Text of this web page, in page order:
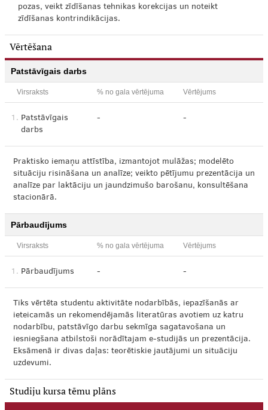
pozas, veikt zīdīšanas tehnikas korekcijas un noteikt
zīdīšanas kontrindikācijas.
Vērtēšana
Patstāvīgais darbs
Virsraksts % no gala vērtējuma Vērtējums
1. Patstāvīgais
darbs
- -
Praktisko iemaņu attīstība, izmantojot mulāžas; modelēto
situāciju risināšana un analīze; veikto pētījumu prezentācija un
analīze par laktāciju un jaundzimušo barošanu, konsultēšana
stacionārā.
Pārbaudījums
Virsraksts % no gala vērtējuma Vērtējums
1. Pārbaudījums - -
Tiks vērtēta studentu aktivitāte nodarbībās, iepazīšanās ar
ieteicamās un rekomendējamās literatūras avotiem uz katru
nodarbību, patstāvīgo darbu sekmīga sagatavošana un
iesniegšana atbilstoši norādītajam e-studijās un prezentācija.
Eksāmenā ir divas daļas: teorētiskie jautājumi un situāciju
uzdevumi.
Studiju kursa tēmu plāns